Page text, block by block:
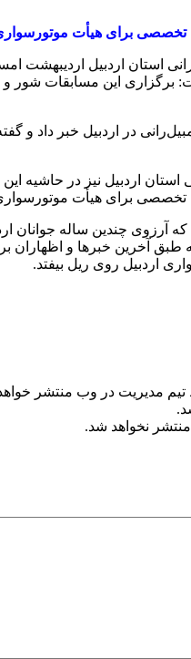
تخصصی برای هیأت
استان اردبیل اردیبهشت
استان اردبیل نیز در
تخصصی برای هیأت
آرزوی چندین ساله
آخرین خبرها و اظهاران
اردبیل روی ریل بیفتد.
مدیریت در وب منتشر
منتشر نخواهد شد.